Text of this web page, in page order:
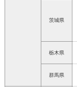
茨城県
栃木県
群馬県